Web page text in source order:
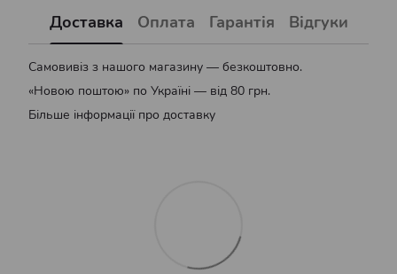
Доставка Оплата Гарантія Відгуки
Самовивіз з нашого магазину — безкоштовно.
«Новою поштою» по Україні — від 80 грн.
Більше інформації про доставку